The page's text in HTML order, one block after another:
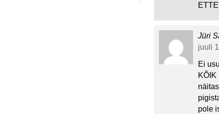
Jüri
juuli
Ei
KÕIK
pole